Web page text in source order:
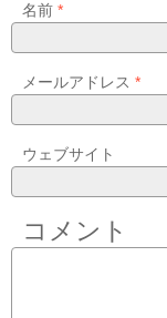
名前 *
メールアドレス *
ウェブサイト
コメント